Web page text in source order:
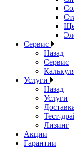
Сервис
Назад
Сервис
Услуги
Назад
Услуги
Доставка
Тест-
Лизинг
Акции
Гарантии